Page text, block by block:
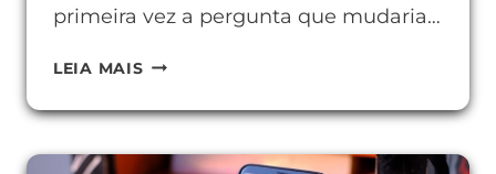
primeira vez a pergunta que mudaria…
LEIA MAISO
O